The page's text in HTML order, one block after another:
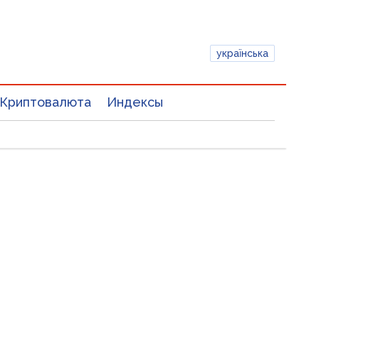
українська
Криптовалюта Индексы